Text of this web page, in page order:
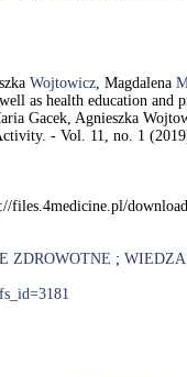
Wojtowicz, Magdalena
as health education and
Gacek, Agnieszka
- Vol. 11, no. 1
files.4medicine.pl/
ZDROWOTNE ; WIEDZA